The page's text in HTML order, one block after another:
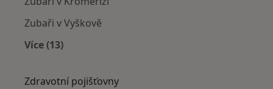
Zubaři v Vyškově
Více (13)
Zdravotní pojišťovny